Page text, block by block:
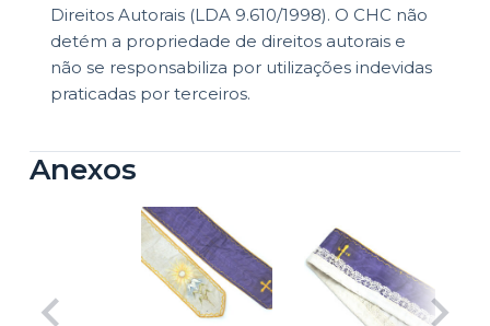
Anexos
Direitos Autorais (LDA 9.610/1998). O CHC não
detém a propriedade de direitos autorais e
não se responsabiliza por utilizações indevidas
praticadas por terceiros.